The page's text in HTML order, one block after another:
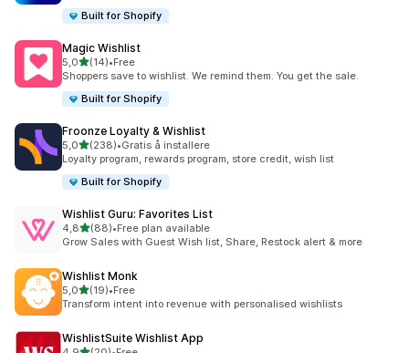
Built for Shopify
Magic Wishlist
5,0av 5 stjerner
(14)
Totalt 14 omtaler
•Free
Shoppers save to wishlist. We remind them. You get the sale.
Built for Shopify
Froonze Loyalty & Wishlist
5,0av 5 stjerner
(238)
Totalt 238 omtaler
•Gratis å installere
Loyalty program, rewards program, store credit, wish list
Built for Shopify
Wishlist Guru: Favorites List
4,8av 5 stjerner
(88)
Totalt 88 omtaler
•Free plan available
Grow Sales with Guest Wish list, Share, Restock alert & more
Wishlist Monk
5,0av 5 stjerner
(19)
Totalt 19 omtaler
•Free
Transform intent into revenue with personalised wishlists
WishlistSuite Wishlist App